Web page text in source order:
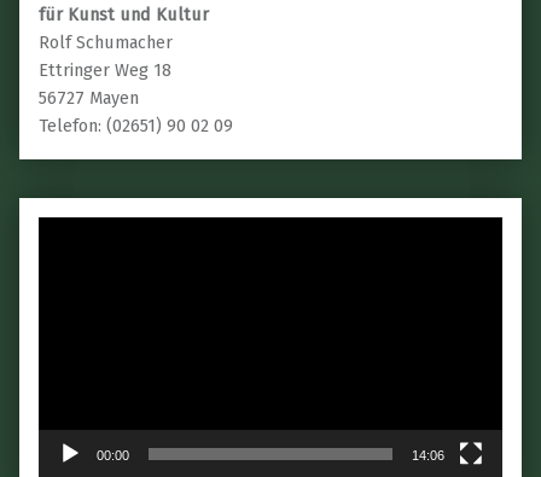
für Kunst und Kultur
Rolf Schumacher
Ettringer Weg 18
56727 Mayen
Telefon: (02651) 90 02 09
00:00 14:06